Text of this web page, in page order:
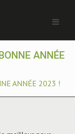
ANNÉE
ANNÉE 2023 !